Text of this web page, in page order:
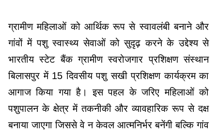
ग्रामीण महिलाओं को आर्थिक रूप से स्वावलंबी बनाने और
गांवों में पशु स्वास्थ्य सेवाओं को सुदृढ़ करने के उद्देश्य से
भारतीय स्टेट बैंक ग्रामीण स्वरोजगार प्रशिक्षण संस्थान
बिलासपुर में 15 दिवसीय पशु सखी प्रशिक्षण कार्यक्रम का
आगाज किया गया है। इस पहल के जरिए महिलाओं को
पशुपालन के क्षेत्र में तकनीकी और व्यावहारिक रूप से दक्ष
बनाया जाएगा जिससे वे न केवल आत्मनिर्भर बनेंगी बल्कि गांव